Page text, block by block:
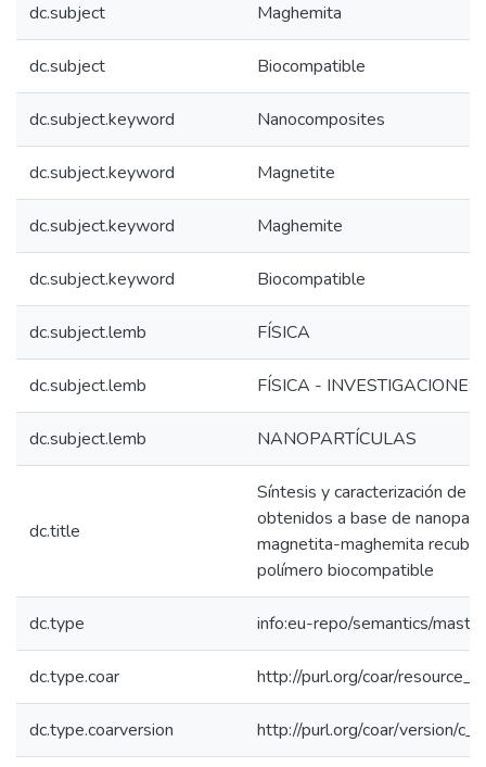
dc.subject Maghemita
dc.subject Biocompatible
dc.subject.keyword Nanocomposites
dc.subject.keyword Magnetite
dc.subject.keyword Maghemite
dc.subject.keyword Biocompatible
dc.subject.lemb FÍSICA
dc.subject.lemb FÍSICA - INVESTIGACIONES
dc.subject.lemb NANOPARTÍCULAS
dc.title
Síntesis y caracterización de
obtenidos a base de
magnetita-maghemita
polímero biocompatible
dc.type info:eu-repo/semantics/
dc.type.coar http://purl.org/coar/
dc.type.coarversion http://purl.org/coar/version/